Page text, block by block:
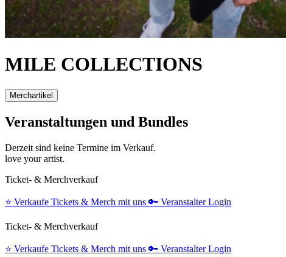
MILE COLLECTIONS
Merchartikel
Veranstaltungen und Bundles
Derzeit sind keine Termine im Verkauf.
love your artist.
Ticket- & Merchverkauf
⭐️ Verkaufe Tickets & Merch mit uns 🔑 Veranstalter Login
Ticket- & Merchverkauf
⭐️ Verkaufe Tickets & Merch mit uns 🔑 Veranstalter Login